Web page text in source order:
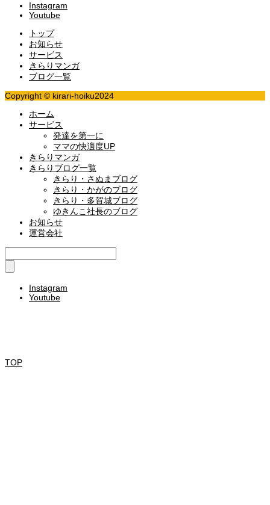
Instagram
Youtube
トップ
お知らせ
サービス
きらりマンガ
ブログ一覧
Copyright © kirari-hoiku2024
ホーム
サービス
発達を第一に
ママの快適度UP
きらりマンガ
きらりブログ一覧
きらり・さぬまブログ
きらり・かがのブログ
きらり・多賀城ブログ
ゆきんこ社長のブログ
お知らせ
運営会社
Instagram
Youtube
TOP